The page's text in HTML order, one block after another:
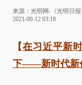
来源： 光明网-《光明日报
2021-09-12 03:18
【在习近平新
下——新时代新